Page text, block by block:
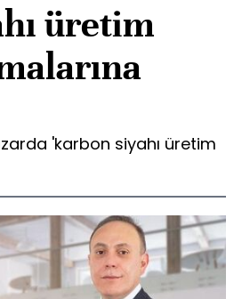
üretim
'karbon siyahı üretim